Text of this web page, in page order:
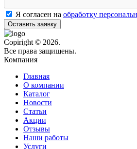
Я согласен на обработку
Оставить заявку
Copiright © 2026.
Все права защищены.
Компания
Главная
О компании
Каталог
Новости
Статьи
Акции
Отзывы
Наши работы
Услуги